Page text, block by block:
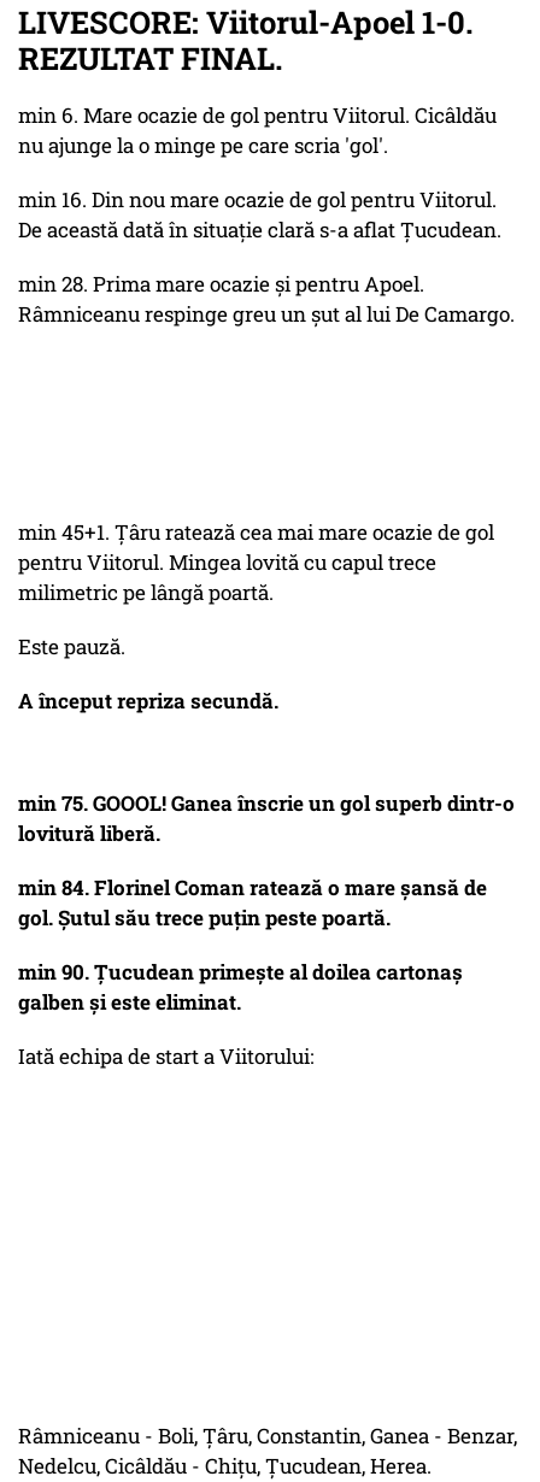
LIVESCORE: Viitorul-Apoel 1-0.
REZULTAT FINAL.
min 6. Mare ocazie de gol pentru Viitorul. Cicâldău
nu ajunge la o minge pe care scria 'gol'.
min 16. Din nou mare ocazie de gol pentru Viitorul.
De această dată în situație clară s-a aflat Țucudean.
min 28. Prima mare ocazie și pentru Apoel.
Râmniceanu respinge greu un șut al lui De Camargo.
min 45+1. Țâru ratează cea mai mare ocazie de gol
pentru Viitorul. Mingea lovită cu capul trece
milimetric pe lângă poartă.
Este pauză.
A început repriza secundă.
min 75. GOOOL! Ganea înscrie un gol superb dintr-o
lovitură liberă.
min 84. Florinel Coman ratează o mare șansă de
gol. Șutul său trece puțin peste poartă.
min 90. Țucudean primește al doilea cartonaș
galben și este eliminat.
Iată echipa de start a Viitorului:
Râmniceanu - Boli, Ţâru, Constantin, Ganea - Benzar,
Nedelcu, Cicâldău - Chiţu, Ţucudean, Herea.